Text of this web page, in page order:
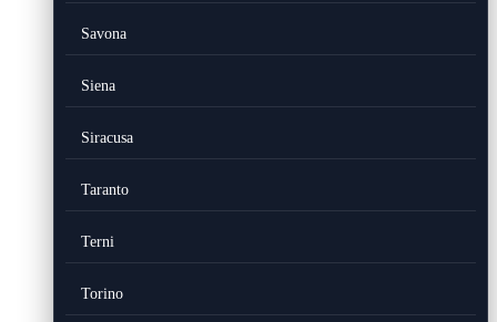
Savona
Siena
Siracusa
Taranto
Terni
Torino